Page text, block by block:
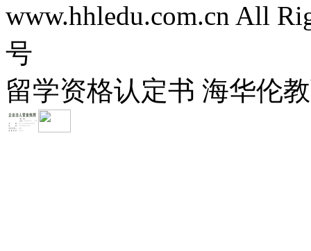
www.hhledu.com.cn All
号
留学资格认定书 海华伦